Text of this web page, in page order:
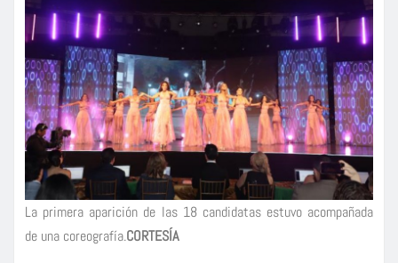
La primera aparición de las 18 candidatas estuvo acompañada
de una coreografía.CORTESÍA